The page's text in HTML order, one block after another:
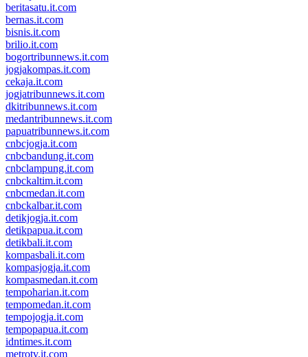
beritasatu.it.com
bernas.it.com
bisnis.it.com
brilio.it.com
bogortribunnews.it.com
jogjakompas.it.com
cekaja.it.com
jogjatribunnews.it.com
dkitribunnews.it.com
medantribunnews.it.com
papuatribunnews.it.com
cnbcjogja.it.com
cnbcbandung.it.com
cnbclampung.it.com
cnbckaltim.it.com
cnbcmedan.it.com
cnbckalbar.it.com
detikjogja.it.com
detikpapua.it.com
detikbali.it.com
kompasbali.it.com
kompasjogja.it.com
kompasmedan.it.com
tempoharian.it.com
tempomedan.it.com
tempojogja.it.com
tempopapua.it.com
idntimes.it.com
metrotv.it.com